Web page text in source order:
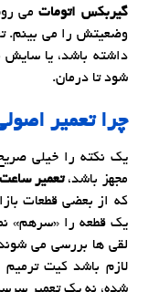
گیربکس اتوماتمی
وضعیتش را می بینم.
داشته باشد، یا
شود تا درمان.
چرا تعمیر
یک نکته را خیلی صریح
مجهز باشد،تعمیر
که از بعضی قطعات
یک قطعه را «سرهم»
لقی ها بررسی می
لازم باشد کیت